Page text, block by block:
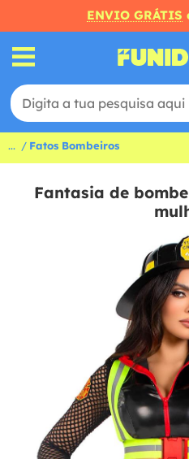
ENVIO GRÁTIS
... Fatos Bombeiros
Fantasia de